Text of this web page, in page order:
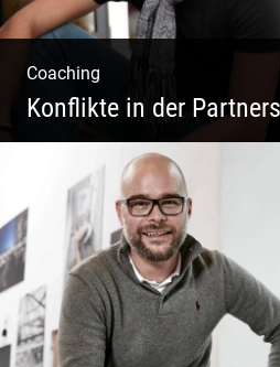
Coaching
Konflikte in der
Paar Coaching – Der
und Harmonie